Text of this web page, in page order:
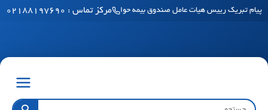
پیام تبریک رییس هیات عامل صندوق بیمه حوادث طبیعی ساختمان به مناسبت فرا
مرکز تماس : ۰۲۱۸۸۱۹۷۶۹۰